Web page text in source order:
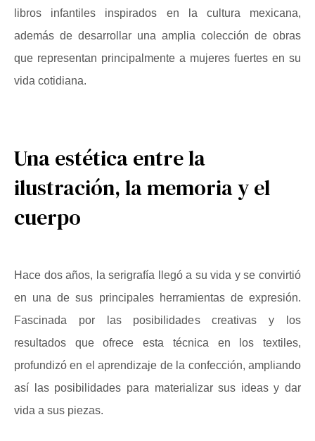
libros infantiles inspirados en la cultura mexicana,
además de desarrollar una amplia colección de obras
que representan principalmente a mujeres fuertes en su
vida cotidiana.
Una estética entre la
ilustración, la memoria y el
cuerpo
Hace dos años, la serigrafía llegó a su vida y se convirtió
en una de sus principales herramientas de expresión.
Fascinada por las posibilidades creativas y los
resultados que ofrece esta técnica en los textiles,
profundizó en el aprendizaje de la confección, ampliando
así las posibilidades para materializar sus ideas y dar
vida a sus piezas.